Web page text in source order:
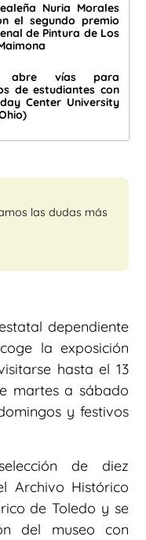
Nuria Morales
el segundo premio
de Pintura de Los
abre vías para
de estudiantes con
Center University
las dudas más
dependiente
la exposición
hasta el 13
martes a sábado
y festivos
de diez
Archivo Histórico
de Toledo y se
del museo con